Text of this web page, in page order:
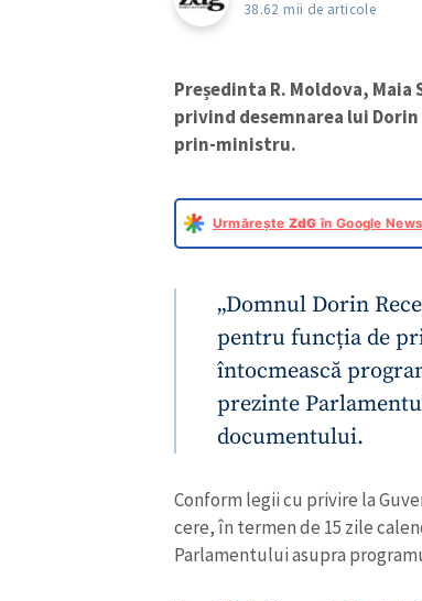
38.62 mii de articole
Președinta R. Moldova,
privind desemnarea lui
prin-ministru.
Urmărește ZdG în Google News
„Domnul Dorin
pentru funcția de
întocmească
prezinte
documentului.
Conform legii cu privire la
cere, în termen de 15 zile
Parlamentului asupra